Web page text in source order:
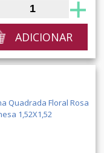
ADICIONAR